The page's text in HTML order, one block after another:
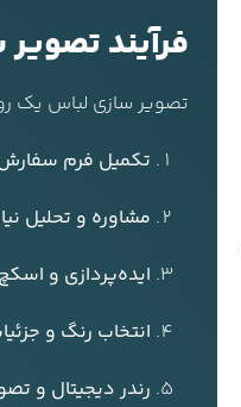
فرآیند
تصویر سازی لباس یک
تکمیل فرم
مشاوره و تحلیل
ایده‌پردازی و
انتخاب رنگ و
رندر دیجیتال و